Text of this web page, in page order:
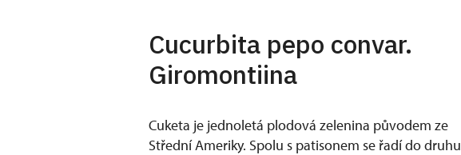
Cucurbita pepo convar.
Giromontiina
Cuketa je jednoletá plodová zelenina původem ze
Střední Ameriky. Spolu s patisonem se řadí do druhu